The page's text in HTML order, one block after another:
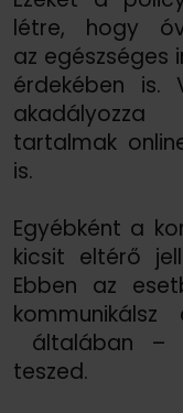
létre, hogy
az egészséges
érdekében is.
tartalmak
is.
Egyébként a
kicsit eltérő
Ebben az
általában –
teszed.